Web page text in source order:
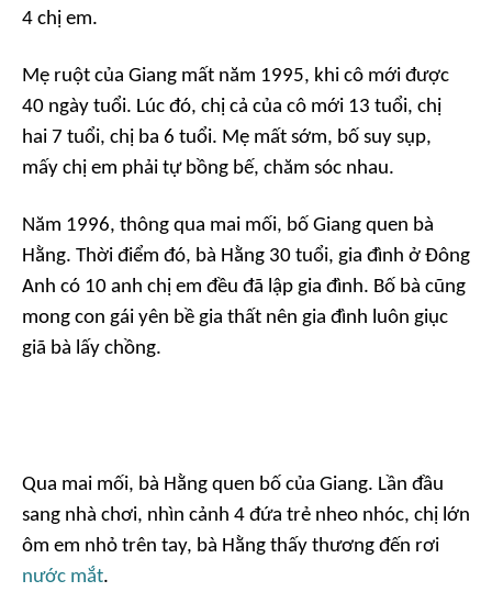
4 chị em.
Mẹ ruột của Giang mất năm 1995, khi cô mới được
40 ngày tuổi. Lúc đó, chị cả của cô mới 13 tuổi, chị
hai 7 tuổi, chị ba 6 tuổi. Mẹ mất sớm, bố suy sụp,
mấy chị em phải tự bồng bế, chăm sóc nhau.
Năm 1996, thông qua mai mối, bố Giang quen bà
Hằng. Thời điểm đó, bà Hằng 30 tuổi, gia đình ở Đông
Anh có 10 anh chị em đều đã lập gia đình. Bố bà cũng
mong con gái yên bề gia thất nên gia đình luôn giục
giã bà lấy chồng.
Qua mai mối, bà Hằng quen bố của Giang. Lần đầu
sang nhà chơi, nhìn cảnh 4 đứa trẻ nheo nhóc, chị lớn
ôm em nhỏ trên tay, bà Hằng thấy thương đến rơi
nước mắt.